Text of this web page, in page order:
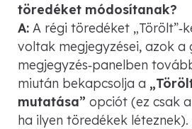
töredéket módosítanak?
A: A régi töredéket
voltak megjegyzései, azok a
megjegyzés‑panelben
miután bekapcsolja a
mutatása” opciót (ez csak
ha ilyen töredékek léteznek).